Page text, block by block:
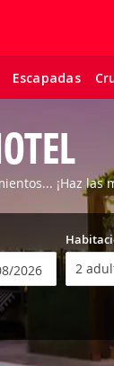
Escapadas
¡Haz las